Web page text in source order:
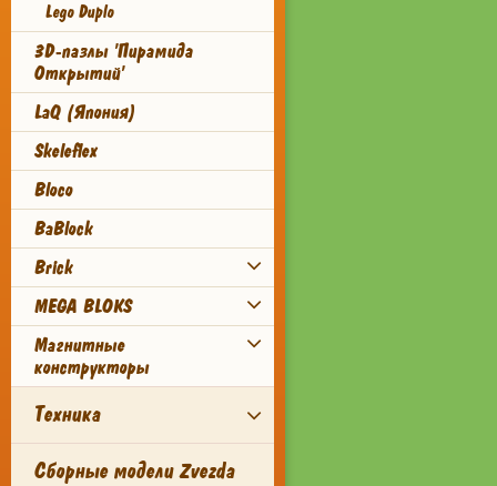
Lego Duplo
3D-пазлы 'Пирамида
Открытий'
LaQ (Япония)
Skeleflex
Bloco
BaBlock
Brick
MEGA BLOKS
Магнитные
конструкторы
Техника
Сборные модели Zvezda